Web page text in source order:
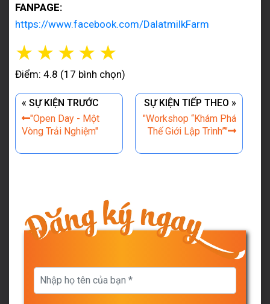
FANPAGE:
https://www.facebook.com/DalatmilkFarm
☆
☆
☆
☆
☆
Điểm: 4.8 (17 bình chọn)
« SỰ KIỆN TRƯỚC
"Open Day - Một
Vòng Trải Nghiệm"
SỰ KIỆN TIẾP THEO »
"Workshop “Khám Phá
Thế Giới Lập Trình”"